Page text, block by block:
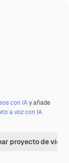
con IAy añade
a voz con IA
proyecto de vídeo